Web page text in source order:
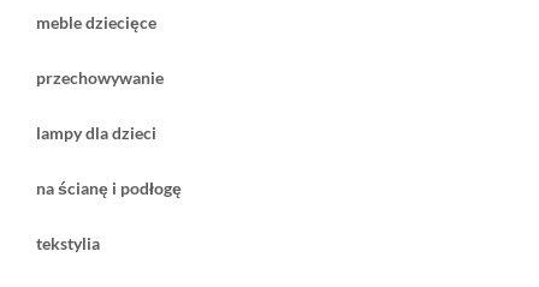
meble dziecięce
przechowywanie
lampy dla dzieci
na ścianę i podłogę
tekstylia